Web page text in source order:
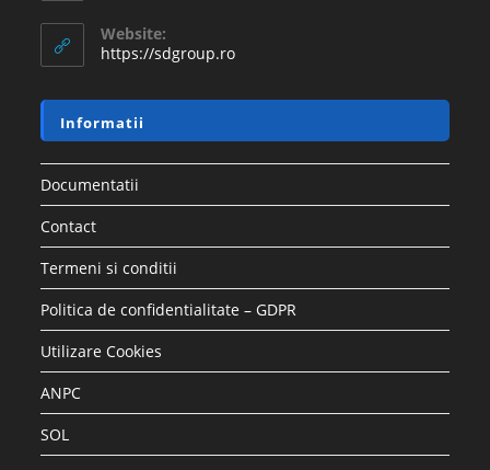
Website:
https://sdgroup.ro
Informatii
Documentatii
Contact
Termeni si conditii
Politica de confidentialitate – GDPR
Utilizare Cookies
ANPC
SOL